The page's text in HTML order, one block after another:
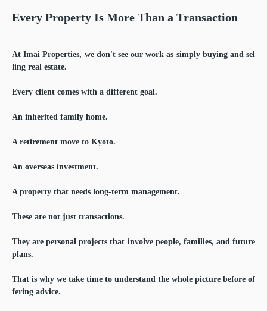
Every Property Is More Than a Transaction
At Imai Properties, we don't see our work as simply buying and sel
ling real estate.
Every client comes with a different goal.
An inherited family home.
A retirement move to Kyoto.
An overseas investment.
A property that needs long-term management.
These are not just transactions.
They are personal projects that involve people, families, and future
plans.
That is why we take time to understand the whole picture before of
fering advice.